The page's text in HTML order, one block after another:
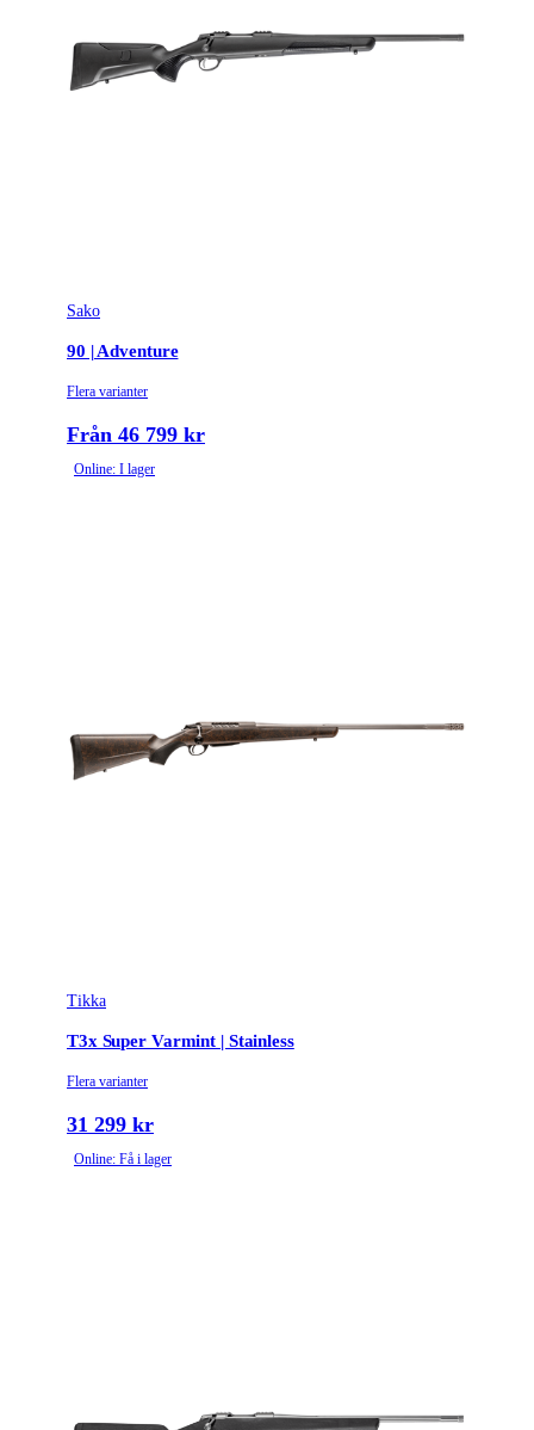
Sako
90 | Adventure
Flera varianter
Från 46 799 kr
Online: I lager
Tikka
T3x Super Varmint | Stainless
Flera varianter
31 299 kr
Online: Få i lager